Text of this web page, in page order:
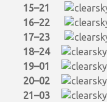
15–21
16–22
17–23
18–24
19–01
20–02
21–03